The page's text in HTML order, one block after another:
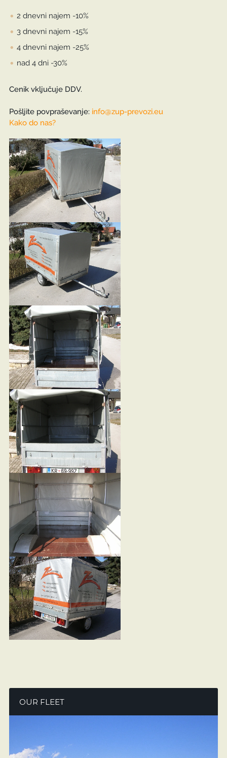
2 dnevni najem -10%
3 dnevni najem -15%
4 dnevni najem -25%
nad 4 dni -30%
Cenik vključuje DDV.
Pošljite povpraševanje: info@zup-prevozi.eu
Kako do nas?
OUR FLEET